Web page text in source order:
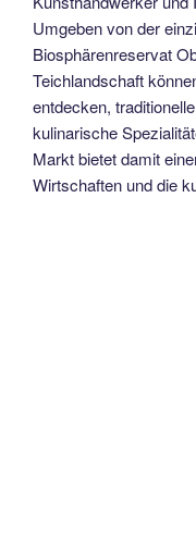
Umgeben von der
Biosphärenreservat
Teichlandschaft
entdecken,
kulinarische
Markt bietet damit
Wirtschaften und die